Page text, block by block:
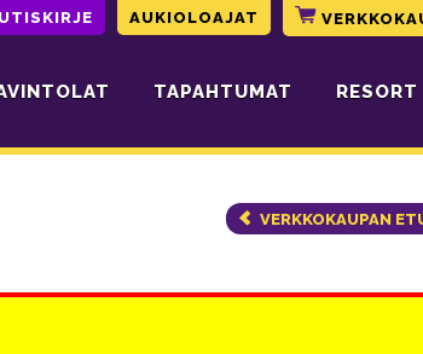
AUKIOLOAJAT
TAPAHTUMAT RESORT
VERKKOKAUPAN